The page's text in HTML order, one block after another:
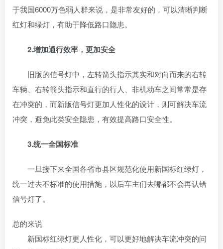
于我国6000万色弱人群来说，是非常友好的，可以清晰判断
红灯和绿灯，有助于降低路口隐患。
2.增加通行效率，更加安全
旧版的信号灯中，左转箭头指示其实和对向而来的右转
车辆、右转箭头指示和直行的行人、非机动车之间常常是存
在冲突的，而新版信号灯更加人性化的设计，则可解决车流
冲突，避免此类安全隐患，有效提高路口安全性。
3.统一全国标准
一旦接下来全国各省市县区规范化使用新国标红绿灯，
统一过去不标准的使用措施，以后车主们去哪都不会再认错
信号灯了。
总的来说
新国标红绿灯更人性化，可以更好地解决车流冲突的问